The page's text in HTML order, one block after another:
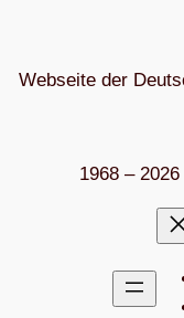
Webseite der
1968 – 2026